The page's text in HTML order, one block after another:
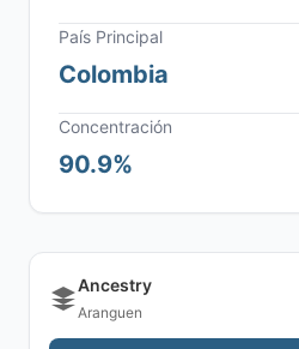
País Principal
Colombia
Concentración
90.9%
Ancestry
Aranguen